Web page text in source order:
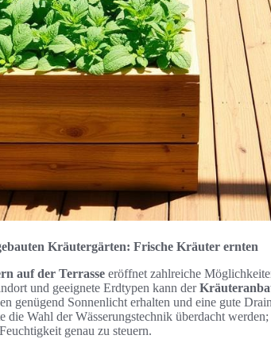
Kräutergärten: Frische Kräuter ernten
auf der Terrasse eröffnet zahlreiche
und geeignete Erdtypen kann der
genügend Sonnenlicht erhalten und eine gute
die Wahl der Wässerungstechnik überdacht
genau zu steuern.